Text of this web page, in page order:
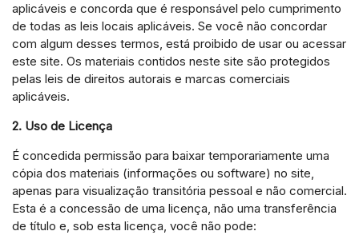
aplicáveis e concorda que é responsável pelo cumprimento
de todas as leis locais aplicáveis. Se você não concordar
com algum desses termos, está proibido de usar ou acessar
este site. Os materiais contidos neste site são protegidos
pelas leis de direitos autorais e marcas comerciais
aplicáveis.
2. Uso de Licença
É concedida permissão para baixar temporariamente uma
cópia dos materiais (informações ou software) no site,
apenas para visualização transitória pessoal e não comercial.
Esta é a concessão de uma licença, não uma transferência
de título e, sob esta licença, você não pode: